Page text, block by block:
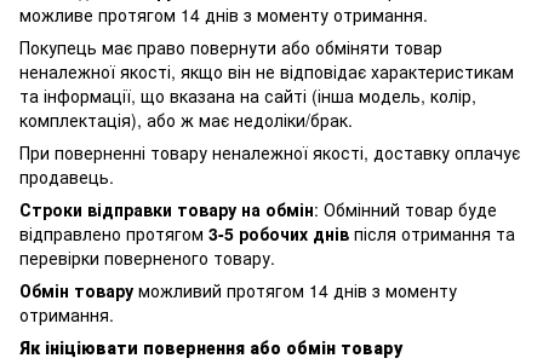
можливе протягом 14 днів з моменту отримання.
Покупець має право повернути або обміняти товар
неналежної якості, якщо він не відповідає характеристикам
та інформації, що вказана на сайті (інша модель, колір,
комплектація), або ж має недоліки/брак.
При поверненні товару неналежної якості, доставку оплачує
продавець.
Строки відправки товару на обмін: Обмінний товар буде
відправлено протягом 3-5 робочих днів після отримання та
перевірки поверненого товару.
Обмін товару можливий протягом 14 днів з моменту
отримання.
Як ініціювати повернення або обмін товару